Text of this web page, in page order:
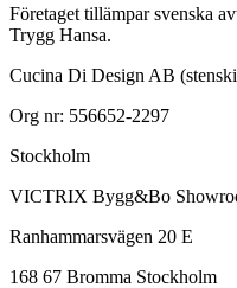
Företaget tillämpar svenska
Trygg Hansa.
Cucina Di Design AB
Org nr: 556652-2297
Stockholm
VICTRIX Bygg&Bo
Ranhammarsvägen 20 E
168 67 Bromma Stockholm